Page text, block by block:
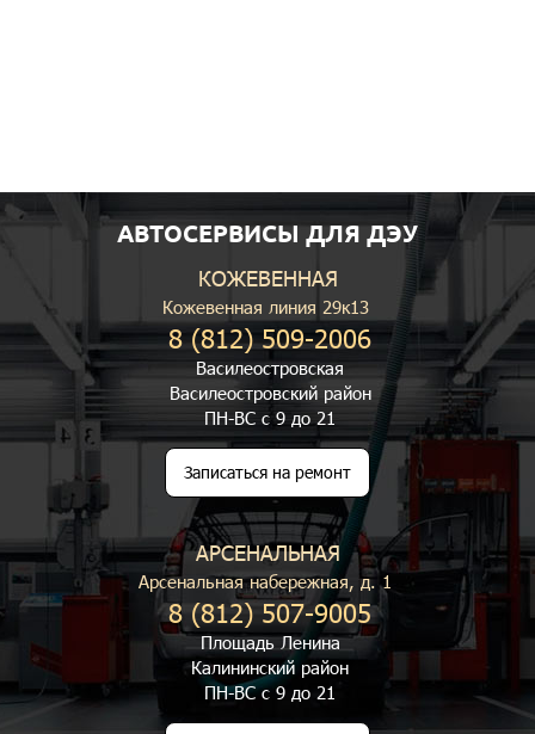
АВТОСЕРВИСЫ ДЛЯ ДЭУ
КОЖЕВЕННАЯ
Кожевенная линия 29к13
8 (812) 509-2006
Василеостровская
Василеостровский район
ПН-ВС с 9 до 21
Записаться на ремонт
АРСЕНАЛЬНАЯ
Арсенальная набережная, д. 1
8 (812) 507-9005
Площадь Ленина
Калининский район
ПН-ВС с 9 до 21